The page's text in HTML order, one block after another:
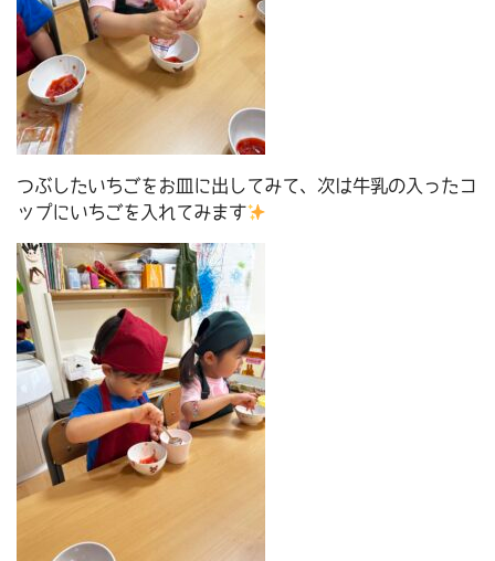
つぶしたいちごをお皿に出してみて、次は牛乳の入ったコ
ップにいちごを入れてみます